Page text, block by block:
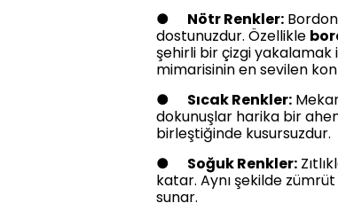
● Nötr Renkler:
dostunuzdur. Özellikle
şehirli bir çizgi yakalamak
mimarisinin en sevilen
● Sıcak Renkler:
dokunuşlar harika bir
birleştiğinde kusursuzdur.
● Soğuk Renkler:
katar. Aynı şekilde
sunar.